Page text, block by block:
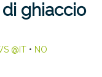
ghiaccio
@IT • NO